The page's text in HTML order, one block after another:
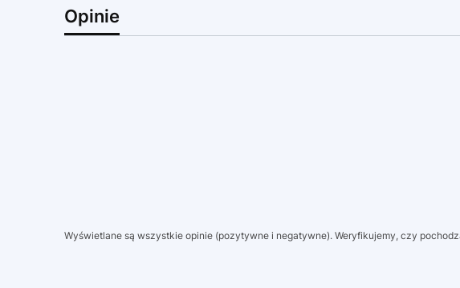
Opinie
Wyświetlane są wszystkie opinie (pozytywne i negatywne). Weryfikujemy, czy